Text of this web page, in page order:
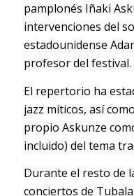
pamplonés Iñaki
intervenciones del
estadounidense
profesor del festival.
El repertorio ha
jazz míticos, así
propio Askunze
incluido) del tema
Durante el resto de
conciertos de